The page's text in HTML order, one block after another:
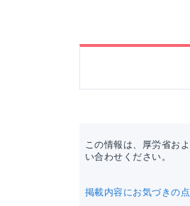
この情報は、厚労省お
い合わせください。
掲載内容にお気づきの